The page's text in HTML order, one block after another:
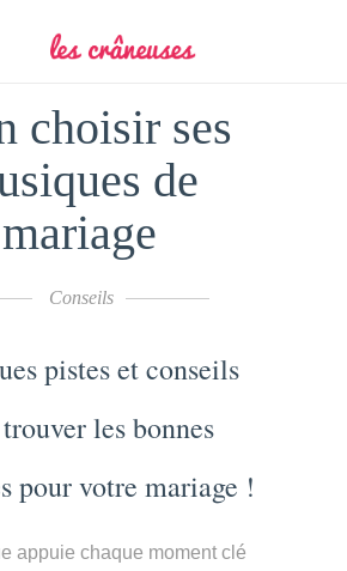
choisir ses
de
mariage
Conseils
pistes et conseils
les bonnes
pour votre mariage !
appuie chaque moment clé